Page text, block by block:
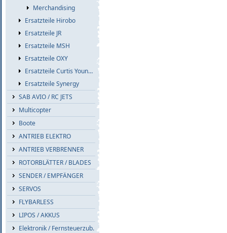
Merchandising
Ersatzteile Hirobo
Ersatzteile JR
Ersatzteile MSH
Ersatzteile OXY
Ersatzteile Curtis Youngblood
Ersatzteile Synergy
SAB AVIO / RC JETS
Multicopter
Boote
ANTRIEB ELEKTRO
ANTRIEB VERBRENNER
ROTORBLÄTTER / BLADES
SENDER / EMPFÄNGER
SERVOS
FLYBARLESS
LIPOS / AKKUS
Elektronik / Fernsteuerzub.